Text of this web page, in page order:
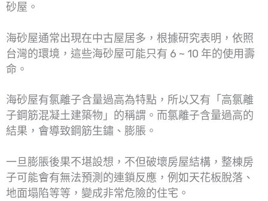
砂屋。
海砂屋通常出現在中古屋居多，根據研究表明，依照
台灣的環境，這些海砂屋可能只有 6 ~ 10 年的使用壽
命。
海砂屋有氯離子含量過高為特點，所以又有「高氯離
子鋼筋混凝土建築物」的稱謂。而氯離子含量過高的
結果，會導致鋼筋生鏽、膨脹。
一旦膨脹後果不堪設想，不但破壞房屋結構，整棟房
子可能會有無法預測的連鎖反應，例如天花板脫落、
地面塌陷等等，變成非常危險的住宅。